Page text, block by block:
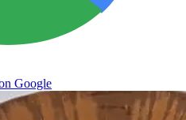
Google